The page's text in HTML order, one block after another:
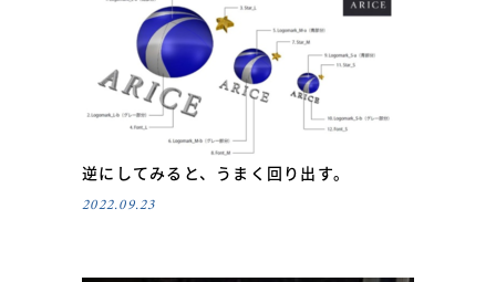
逆にしてみると、うまく回り出す。
2022.09.23